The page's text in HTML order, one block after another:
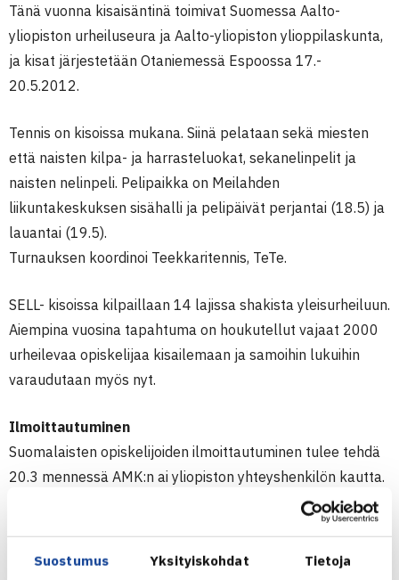
Suostumus Yksityiskohdat Tietoja
Tänä vuonna kisaisäntinä toimivat Suomessa Aalto-
yliopiston urheiluseura ja Aalto-yliopiston ylioppilaskunta,
ja kisat järjestetään Otaniemessä Espoossa 17.-
20.5.2012.
Tennis on kisoissa mukana. Siinä pelataan sekä miesten
että naisten kilpa- ja harrasteluokat, sekanelinpelit ja
naisten nelinpeli. Pelipaikka on Meilahden
liikuntakeskuksen sisähalli ja pelipäivät perjantai (18.5) ja
lauantai (19.5).
Turnauksen koordinoi Teekkaritennis, TeTe.
SELL- kisoissa kilpaillaan 14 lajissa shakista yleisurheiluun.
Aiempina vuosina tapahtuma on houkutellut vajaat 2000
urheilevaa opiskelijaa kisailemaan ja samoihin lukuihin
varaudutaan myös nyt.
Ilmoittautuminen
Suomalaisten opiskelijoiden ilmoittautuminen tulee tehdä
20.3 mennessä AMK:n ai yliopiston yhteyshenkilön kautta.
Imoittautua voi toki myöhemminkin, mutta silloin
osallistumismaksu nousee (ks. alla osallistumismaksu)
Yhteyshenkilöiden yhteystiedot ovat
www.sell2012.fi